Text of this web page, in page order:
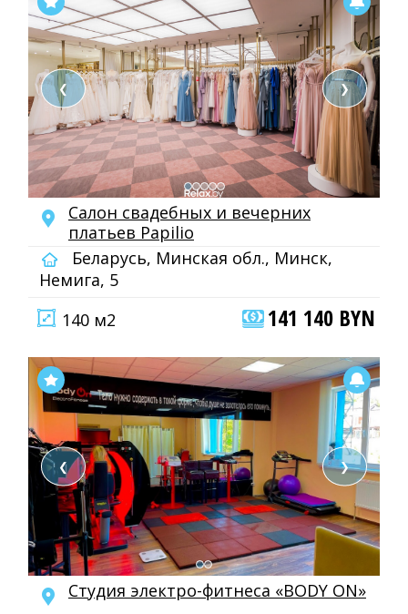
❮ ❯
Салон свадебных и вечерних
платьев Papilio
Беларусь, Минская обл., Минск,
Немига, 5
140 м2
141 140 BYN
❮ ❯
Студия электро-фитнеса «BODY ON»